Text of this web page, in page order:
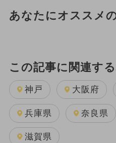
あなたにオススメ
この記事に関連す
神戸 大阪府
兵庫県 奈良県
滋賀県